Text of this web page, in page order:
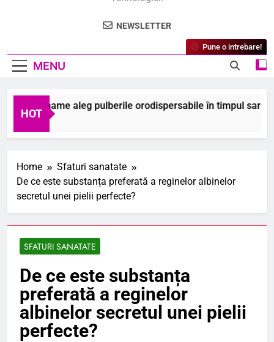
NEWSLETTER
MENU
Pune o intrebare!
HOT
mame aleg pulberile orodispersabile în timpul sarcinii?
Home
Sfaturi sanatate
De ce este substanța preferată a reginelor albinelor
secretul unei pielii perfecte?
SFATURI SANATATE
De ce este substanța
preferată a reginelor
albinelor secretul unei pielii
perfecte?